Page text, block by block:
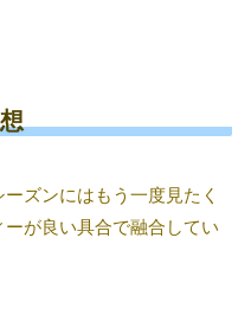
ズンにはもう一度見たく
が良い具合で融合してい